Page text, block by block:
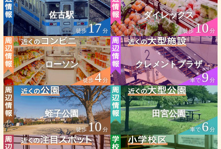
佐古駅
徒歩17分
ダイレックス
徒歩10分
ローソン
徒歩4分
クレメントプラザ
車で9分
蛭子公園
徒歩10 分
田宮公園
車で6分